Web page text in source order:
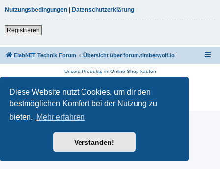
Diese Website nutzt Cookies, um dir den
bestmöglichen Komfort bei der Nutzung zu
bieten. Mehr erfahren
Verstanden!
Nutzungsbedingungen | Datenschutzerklärung
Registrieren
ElabNET Technik Forum Übersicht über forum.timberwolf.io
Unsere Produkte im Online-Shop kaufen
Deutsche Übersetzung durch
phpBB.de
Datenschutz | Nutzungsbedingungen